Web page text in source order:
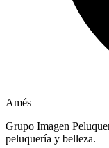
Amés
Grupo Imagen
peluquería y belleza.